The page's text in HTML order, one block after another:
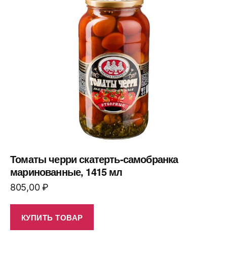
Томаты черри скатерть-самобранка
маринованные, 1415 мл
805,00₽
КУПИТЬ ТОВАР